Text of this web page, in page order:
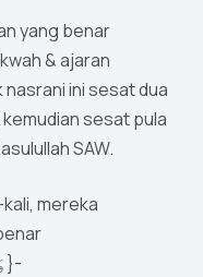
yang benar
& ajaran
nasrani ini sesat dua
sesat pula
SAW.
mereka
{وَضَلُّوا۟ عَن سَوَآءِ ٱلسَّبِيلِ}-